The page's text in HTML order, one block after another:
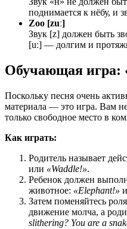
поднимается к нёбу, и
Zoo [zuː]
Звук [z] должен быть
[uː] — долгим и
Обучающая игра:
Поскольку песня очень
материала — это игра. Вам
только свободное место в
Как играть:
Родитель называет
или «Waddle!».
Ребенок должен
животное: «Elephant!»
Затем поменяйтесь
движение молча, а
slithering? You are a